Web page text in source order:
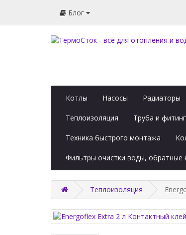
Блог
Котлы Насосы Радиаторы
Теплоизоляция Труба и
Техника быстрого монтажа
Фильтры очистки воды, обратные
Теплоизоляция